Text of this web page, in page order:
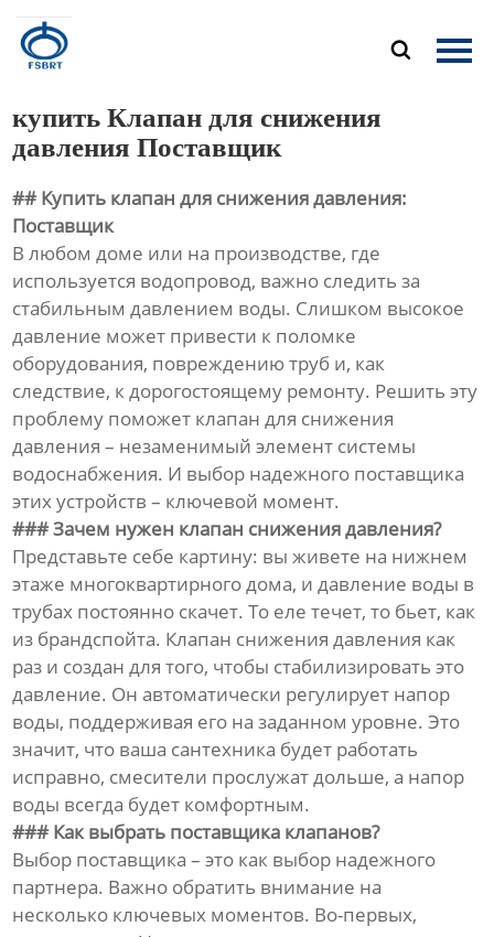

Главная
Новости
Контакты
купить Клапан для снижения
давления Поставщик
## Купить клапан для снижения давления:
Поставщик
В любом доме или на производстве, где
используется водопровод, важно следить за
стабильным давлением воды. Слишком высокое
давление может привести к поломке
оборудования, повреждению труб и, как
следствие, к дорогостоящему ремонту. Решить эту
проблему поможет клапан для снижения
давления – незаменимый элемент системы
водоснабжения. И выбор надежного поставщика
этих устройств – ключевой момент.
### Зачем нужен клапан снижения давления?
Представьте себе картину: вы живете на нижнем
этаже многоквартирного дома, и давление воды в
трубах постоянно скачет. То еле течет, то бьет, как
из брандспойта. Клапан снижения давления как
раз и создан для того, чтобы стабилизировать это
давление. Он автоматически регулирует напор
воды, поддерживая его на заданном уровне. Это
значит, что ваша сантехника будет работать
исправно, смесители прослужат дольше, а напор
воды всегда будет комфортным.
### Как выбрать поставщика клапанов?
Выбор поставщика – это как выбор надежного
партнера. Важно обратить внимание на
несколько ключевых моментов. Во-первых,